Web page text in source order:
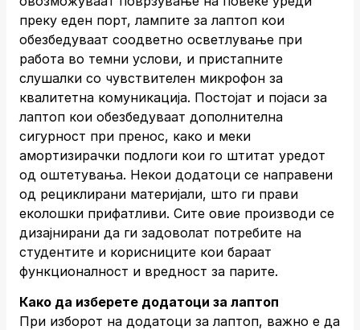
преку еден порт, лампите за лаптоп кои
обезбедуваат соодветно осветлување при
работа во темни услови, и пристапните
слушалки со чувствителен микрофон за
квалитетна комуникација. Постојат и појаси за
лаптоп кои обезбедуваат дополнителна
сигурност при пренос, како и меки
амортизирачки подлоги кои го штитат уредот
од оштетувања. Некои додатоци се направени
од рециклирани материјали, што ги прави
еколошки прифатливи. Сите овие производи се
дизајнирани да ги задоволат потребите на
студентите и корисниците кои бараат
функционалност и вредност за парите.
Како да изберете додатоци за лаптоп
При изборот на додатоци за лаптоп, важно е да